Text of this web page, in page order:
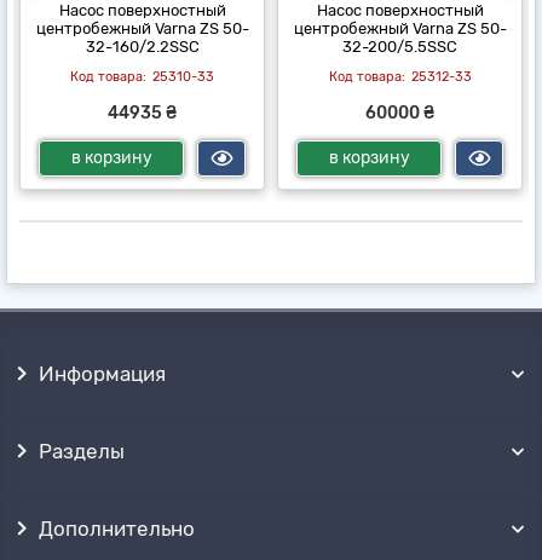
Насос поверхностный
центробежный Varna ZS 50-
32-160/2.2SSC
25310-33
44935 ₴
в корзину
Насос поверхностный
центробежный Varna ZS 50-
32-200/5.5SSC
25312-33
60000 ₴
в корзину
Информация
Разделы
Дополнительно